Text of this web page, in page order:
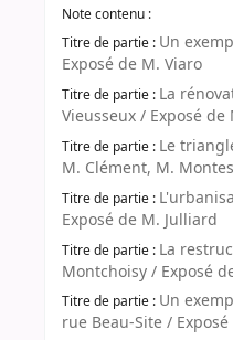
Note contenu :
Titre de partie : Un
Exposé de M. Viaro
Titre de partie : La
Vieusseux / Exposé de
Titre de partie : Le
M. Clément, M.
Titre de partie :
Exposé de M. Julliard
Titre de partie : La
Montchoisy / Exposé
Titre de partie : Un
rue Beau-Site /